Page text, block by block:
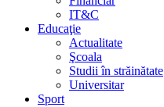
IT&C
Educaţie
Actualitate
Şcoala
Studii în străinătate
Universitar
Sport